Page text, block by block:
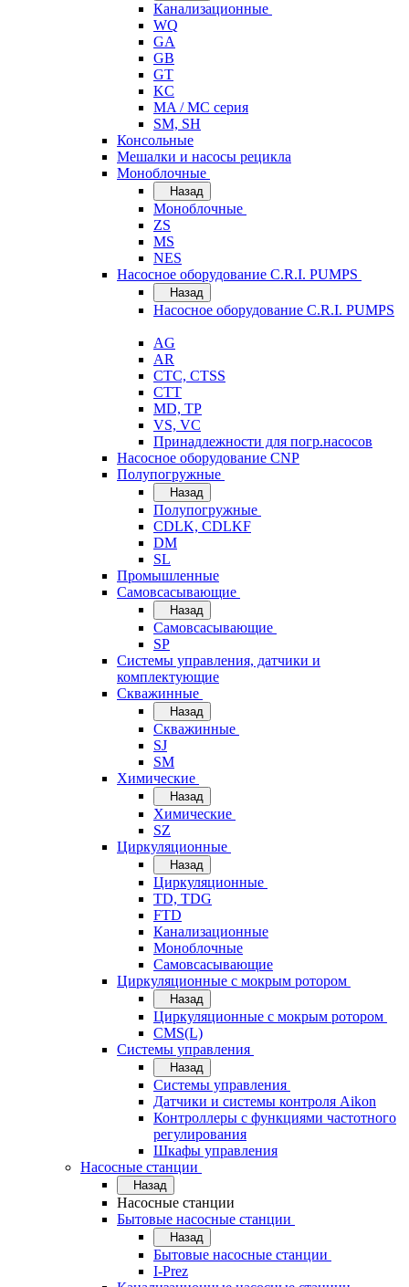
Канализационные
WQ
GA
GB
GT
KC
MA / MC серия
SM, SH
Консольные
Мешалки и насосы рецикла
Моноблочные
Назад
Моноблочные
ZS
MS
NES
Насосное оборудование C.R.I. PUMPS
Назад
Насосное оборудование C.R.I. PUMPS
AG
AR
CTC, CTSS
CTT
MD, TP
VS, VC
Принадлежности для погр.насосов
Насосное оборудование CNP
Полупогружные
Назад
Полупогружные
CDLK, CDLKF
DM
SL
Промышленные
Самовсасывающие
Назад
Самовсасывающие
SP
Системы управления, датчики и
комплектующие
Скважинные
Назад
Скважинные
SJ
SM
Химические
Назад
Химические
SZ
Циркуляционные
Назад
Циркуляционные
TD, TDG
FTD
Канализационные
Моноблочные
Самовсасывающие
Циркуляционные с мокрым ротором
Назад
Циркуляционные с мокрым ротором
CMS(L)
Системы управления
Назад
Системы управления
Датчики и системы контроля Aikon
Контроллеры с функциями частотного
регулирования
Шкафы управления
Насосные станции
Назад
Насосные станции
Бытовые насосные станции
Назад
Бытовые насосные станции
I-Prez